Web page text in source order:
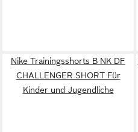
Nike Trainingsshorts B NK DF
CHALLENGER SHORT Für
Kinder und Jugendliche